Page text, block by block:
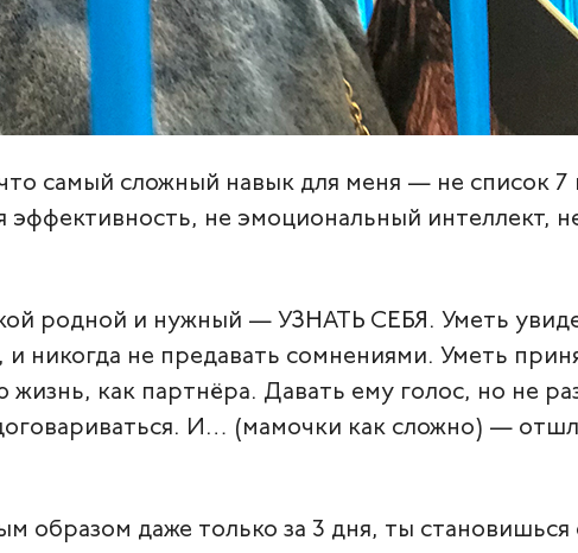
cамый сложный навык для меня — не список 7
эффективность, не эмоциональный интеллект,
родной и нужный — УЗНАТЬ СЕБЯ. Уметь
и никогда не предавать сомнениями. Уметь
жизнь, как партнёра. Давать ему голос, но не
И… (мамочки как сложно) —
образом даже только за 3 дня, ты